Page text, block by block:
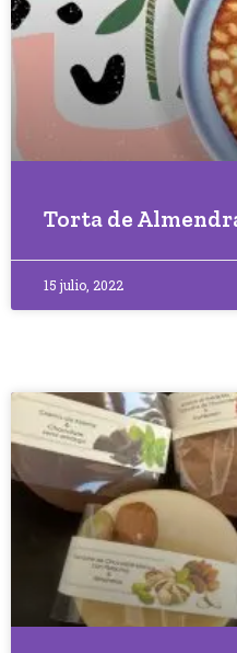
Torta de
15 julio, 2022